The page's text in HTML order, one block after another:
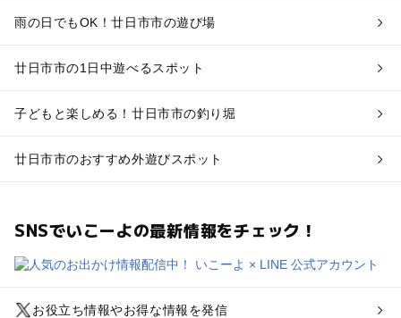
雨の日でもOK！廿日市市の遊び場
廿日市市の1日中遊べるスポット
子どもと楽しめる！廿日市市の釣り堀
廿日市市のおすすめ外遊びスポット
SNSでいこーよの最新情報をチェック！
お役立ち情報やお得な情報を発信